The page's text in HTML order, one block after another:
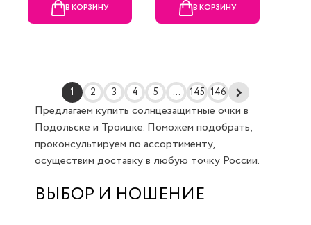
В КОРЗИНУ В КОРЗИНУ
1 2 3 4 5 ... 145 146
Предлагаем купить солнцезащитные очки в
Подольске и Троицке. Поможем подобрать,
проконсультируем по ассортименту,
осуществим доставку в любую точку России.
ВЫБОР И НОШЕНИЕ